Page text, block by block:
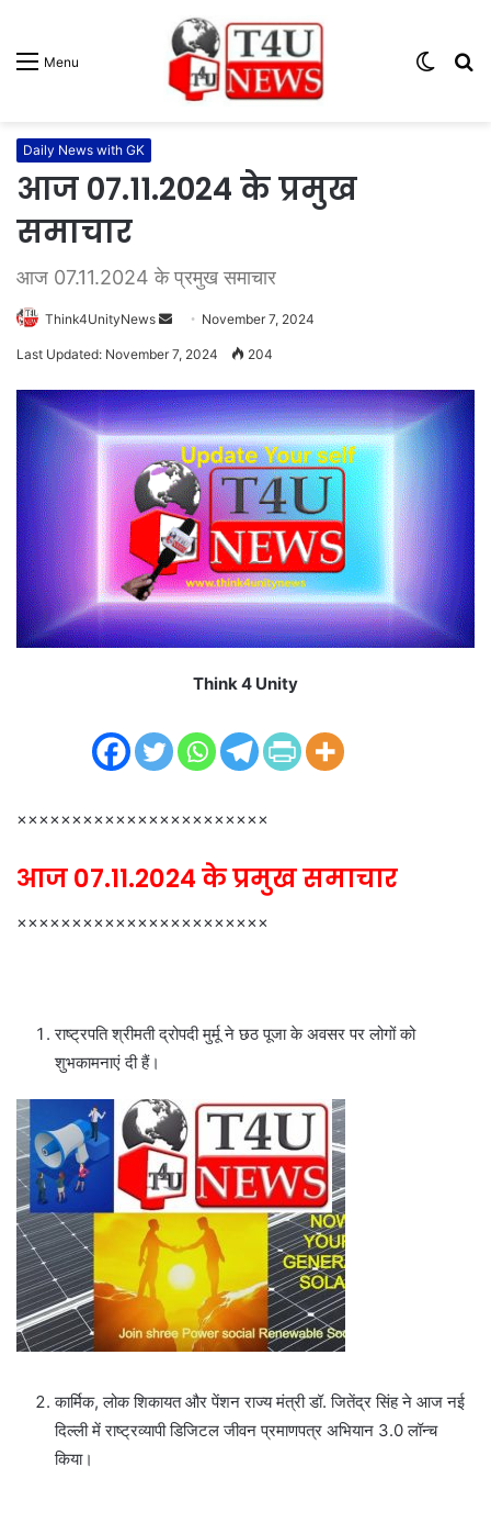
Menu
Switch
Daily News with GK
आज 07.11.2024 के प्रमुख
समाचार
आज 07.11.2024 के प्रमुख समाचार
Think4UnityNews
d
a
n
e
m
a
i
l
November 7, 2024
Last Updated: November 7, 2024 204
Think 4 Unity
×××××××××××××××××××××××
आज 07.11.2024 के प्रमुख समाचार
×××××××××××××××××××××××
राष्ट्रपति श्रीमती द्रोपदी मुर्मू ने छठ पूजा के अवसर पर लोगों को
शुभकामनाएं दी हैं।
कार्मिक, लोक शिकायत और पेंशन राज्य मंत्री डॉ. जितेंद्र सिंह ने आज नई
दिल्ली में राष्ट्रव्यापी डिजिटल जीवन प्रमाणपत्र अभियान 3.0 लॉन्च
किया।